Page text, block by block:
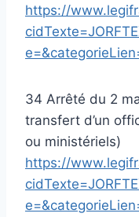
https://
34 Arrêté du 2
transfert d’un
ou ministériels)
https://